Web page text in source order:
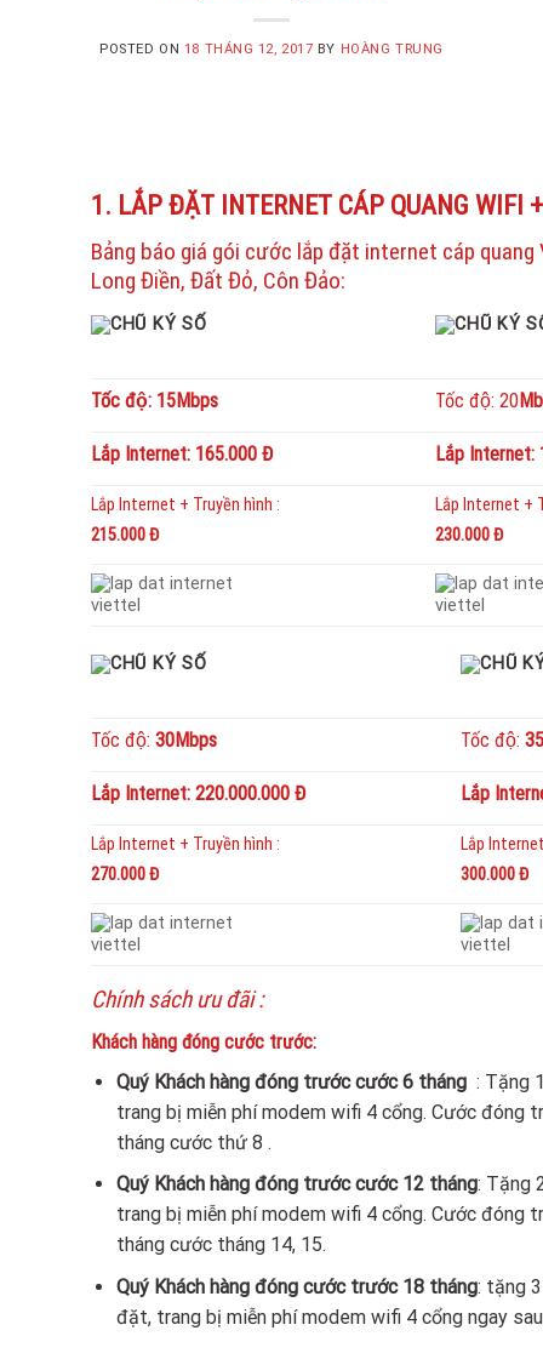
POSTED ON 18 THÁNG 12, 2017 BY HOÀNG TRUNG
1. LẮP ĐẶT INTERNET CÁP QUANG WIFI
Bảng báo giá gói cước lắp đặt internet cáp
Long Điền, Đất Đỏ, Côn Đảo:
Tốc độ: 15Mbps Tốc độ: 20
Lắp Internet: 165.000 Đ Lắp Internet:
Lắp Internet + Truyền hình :
215.000 Đ
Lắp Internet +
230.000 Đ
Tốc độ: 30Mbps Tốc độ:
Lắp Internet: 220.000.000 Đ Lắp
Lắp Internet + Truyền hình :
270.000 Đ
Lắp
300.000 Đ
Chính sách ưu đãi :
Khách hàng đóng cước trước:
Quý Khách hàng đóng trước cước 6 tháng : Tặng
trang bị miễn phí modem wifi 4 cổng. Cước
tháng cước thứ 8 .
Quý Khách hàng đóng trước cước 12 tháng: Tặng
trang bị miễn phí modem wifi 4 cổng. Cước
tháng cước tháng 14, 15.
Quý Khách hàng đóng cước trước 18 tháng: tặng
đặt, trang bị miễn phí modem wifi 4 cổng ngay